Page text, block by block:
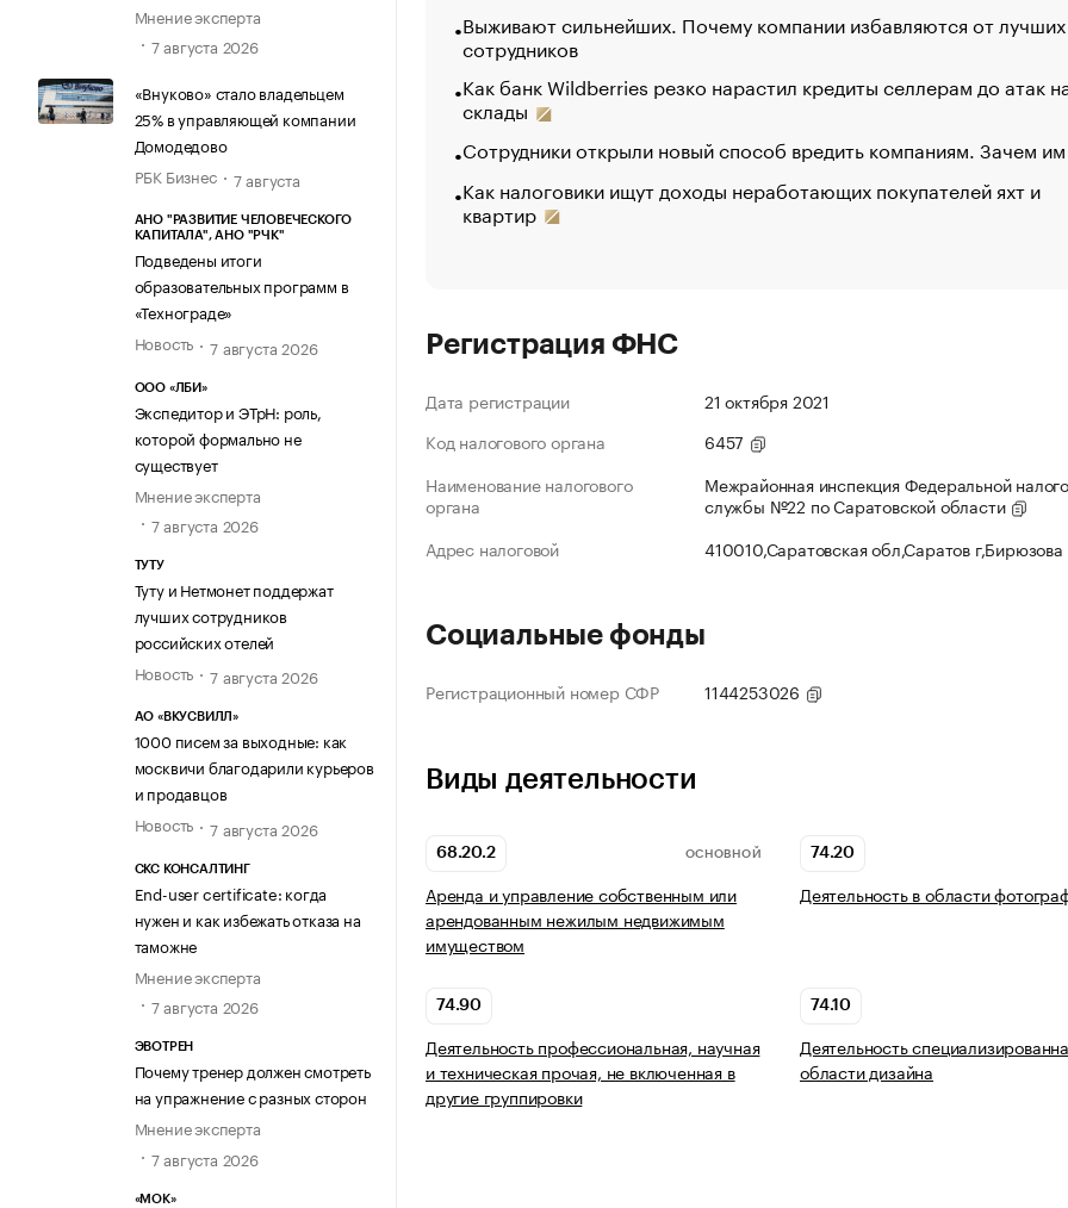
Мнение эксперта
7 августа 2026
«Внуково» стало владельцем
25% в управляющей компании
Домодедово
РБК Бизнес
7 августа
АНО "РАЗВИТИЕ ЧЕЛОВЕЧЕСКОГО
КАПИТАЛА", АНО "РЧК"
Подведены итоги
образовательных программ в
«Технограде»
Новость
7 августа 2026
ООО «ЛБИ»
Экспедитор и ЭТрН: роль,
которой формально не
существует
Мнение эксперта
7 августа 2026
ТУТУ
Туту и Нетмонет поддержат
лучших сотрудников
российских отелей
Новость
7 августа 2026
АО «ВКУСВИЛЛ»
1000 писем за выходные: как
москвичи благодарили курьеров
и продавцов
Новость
7 августа 2026
СКС КОНСАЛТИНГ
End-user certificate: когда
нужен и как избежать отказа на
таможне
Мнение эксперта
7 августа 2026
ЭВОТРЕН
Почему тренер должен смотреть
на упражнение с разных сторон
Мнение эксперта
7 августа 2026
«МОК»
Выживают сильнейших. Почему компании избавляются от лучших
сотрудников
Как банк Wildberries резко нарастил кредиты селлерам до атак
склады
Сотрудники открыли новый способ вредить компаниям. Зачем
Как налоговики ищут доходы неработающих покупателей яхт и
квартир
Регистрация ФНС
Дата регистрации
21 октября 2021
Код налогового органа
6457
Наименование налогового
органа
Межрайонная инспекция Федеральной
службы №22 по Саратовской области
Адрес налоговой
410010,Саратовская обл,Саратов
Социальные фонды
Регистрационный номер СФР 1144253026
Виды деятельности
68.20.2 ОСНОВНОЙ
Аренда и управление собственным или
арендованным нежилым недвижимым
имуществом
74.20
Деятельность в области
74.90
Деятельность профессиональная, научная
и техническая прочая, не включенная в
другие группировки
74.10
Деятельность
области дизайна